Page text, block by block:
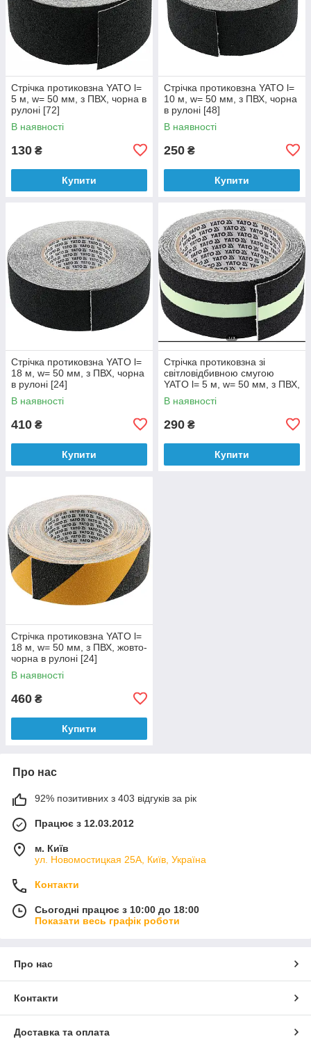
Стрічка протиковзна YATO l=
5 м, w= 50 мм, з ПВХ, чорна в
рулоні [72]
В наявності
130 ₴
Купити
Стрічка протиковзна YATO l=
10 м, w= 50 мм, з ПВХ, чорна
в рулоні [48]
В наявності
250 ₴
Купити
Стрічка протиковзна YATO l=
18 м, w= 50 мм, з ПВХ, чорна
в рулоні [24]
В наявності
410 ₴
Купити
Стрічка протиковзна зі
світловідбивною смугою
YATO l= 5 м, w= 50 мм, з ПВХ,
чорна в рулоні [72]
В наявності
290 ₴
Купити
Стрічка протиковзна YATO l=
18 м, w= 50 мм, з ПВХ, жовто-
чорна в рулоні [24]
В наявності
460 ₴
Купити
Про нас
92% позитивних з 403 відгуків за рік
Працює з 12.03.2012
м. Київ
ул. Новомостицкая 25А, Київ, Україна
Контакти
Сьогодні працює з 10:00 до 18:00
Показати весь графік роботи
Про нас
Контакти
Доставка та оплата